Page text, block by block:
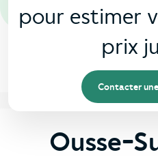
pour estimer
prix
Contacter
Ousse-